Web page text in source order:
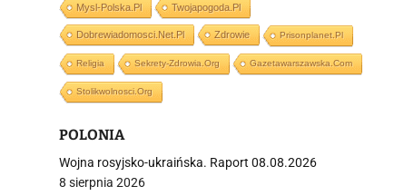
Mysl-Polska.pl Twojapogoda.pl
Dobrewiadomosci.net.pl Zdrowie Prisonplanet.pl
Religia Sekrety-Zdrowia.org Gazetawarszawska.com
Stolikwolnosci.org
POLONIA
Wojna rosyjsko-ukraińska. Raport 08.08.2026
8 sierpnia 2026